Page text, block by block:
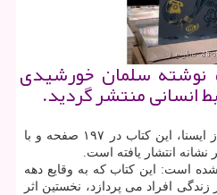
نوشته سلمان خورشیدی
انسانی منتشر گردید.
و تن به نقل از ایسنا، این کتاب در ۱۹۷ صفحه و با
است: این کتاب که به وقایع دهه
افراد می پردازد، نخستین اثر